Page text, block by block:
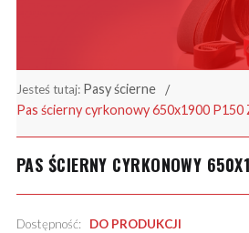
Jesteś tutaj: Pasy ścierne
Pas ścierny cyrkonowy 650x1900 P150
PAS ŚCIERNY CYRKONOWY
Dostępność: DO PRODUKCJI